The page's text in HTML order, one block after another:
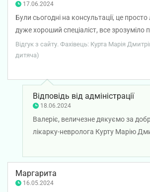
17.06.2024
Були сьогодні на консультації, це просто
дуже хороший спеціаліст, все зрозуміло
раптом що — одразу до вас)) Дякую
Відгук з сайту. Фахівець: Курта Марія
дитяча)
Відповідь від адміністрації
18.06.2024
Валеріє, величезне дякуємо за
лікарку-невролога Курту Марію
Маргарита
16.05.2024